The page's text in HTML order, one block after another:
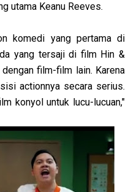
utama Keanu Reeves.
komedi yang pertama di
yang tersaji di film Hin &
film-film lain. Karena
actionnya secara serius.
konyol untuk lucu-lucuan,"